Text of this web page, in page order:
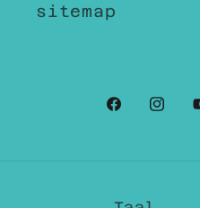
sitemap
Facebook